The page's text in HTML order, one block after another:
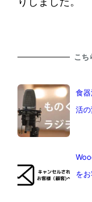
こち
食
活の
を